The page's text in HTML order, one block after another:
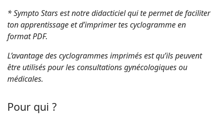
* Sympto Stars est notre didacticiel qui te permet de faciliter
ton apprentissage et d’imprimer tes cyclogramme en
format PDF.
L’avantage des cyclogrammes imprimés est qu’ils peuvent
être utilisés pour les consultations gynécologiques ou
médicales.
Pour qui ?